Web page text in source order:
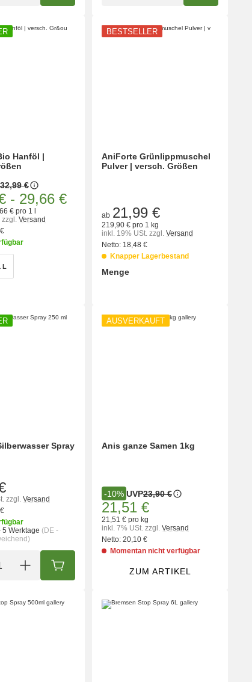
Hanföl |
32,99 €
- 29,66 €
€ pro 1 l
zzgl. Versand
L
1 L
BESTSELLER
AniForte Grünlippmuschel
Pulver | versch. Größen
ab 21,99 €
219,90 € pro 1 kg
inkl. 19% USt. zzgl. Versand
Netto: 18,48 €
Knapper Lagerbestand
Menge
Spray
zzgl. Versand
5 Werktage (DE -
IN DEN WARENKORB
AUSVERKAUFT
Anis ganze Samen 1kg
-10% UVP23,90 €
21,51 €
21,51 € pro kg
inkl. 7% USt. zzgl. Versand
Netto: 20,10 €
Momentan nicht verfügbar
ZUM ARTIKEL